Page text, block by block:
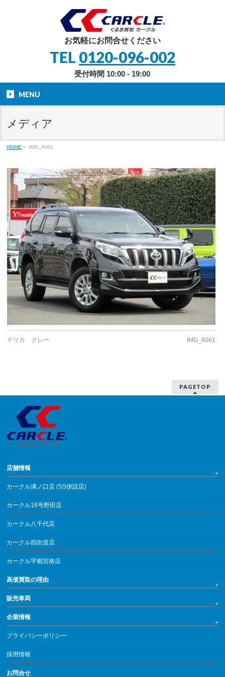
お気軽にお問合せください
TEL 0120-096-002
受付時間 10:00 - 19:00
MENU
メディア
HOME » IMG_8061
デリカ グレー IMG_8061
PAGETOP
店舗情報
カークル溝ノ口店 (SS併設店)
カークル16号野田店
カークル八千代店
カークル四街道店
カークル宇都宮南店
高価買取の理由
販売車両
企業情報
プライバシーポリシー
採用情報
お問合せ